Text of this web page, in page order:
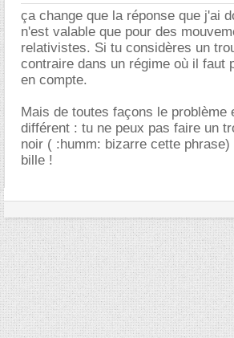
ça change que la réponse que j'ai
n'est valable que pour des
relativistes. Si tu considères un
contraire dans un régime où il faut
en compte.
Mais de toutes façons le problème
différent : tu ne peux pas faire un
noir ( :humm: bizarre cette
bille !